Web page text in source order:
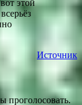
этой
Источник
проголосовать.